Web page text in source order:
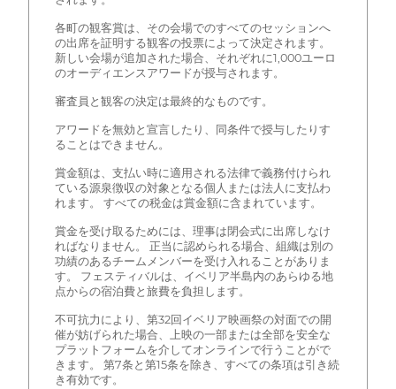
各町の観客賞は、その会場でのすべてのセッションへ
の出席を証明する観客の投票によって決定されます。
新しい会場が追加された場合、それぞれに1,000ユーロ
のオーディエンスアワードが授与されます。
審査員と観客の決定は最終的なものです。
アワードを無効と宣言したり、同条件で授与したりす
ることはできません。
賞金額は、支払い時に適用される法律で義務付けられ
ている源泉徴収の対象となる個人または法人に支払わ
れます。 すべての税金は賞金額に含まれています。
賞金を受け取るためには、理事は閉会式に出席しなけ
ればなりません。 正当に認められる場合、組織は別の
功績のあるチームメンバーを受け入れることがありま
す。 フェスティバルは、イベリア半島内のあらゆる地
点からの宿泊費と旅費を負担します。
不可抗力により、第32回イベリア映画祭の対面での開
催が妨げられた場合、上映の一部または全部を安全な
プラットフォームを介してオンラインで行うことがで
きます。 第7条と第15条を除き、すべての条項は引き続
き有効です。